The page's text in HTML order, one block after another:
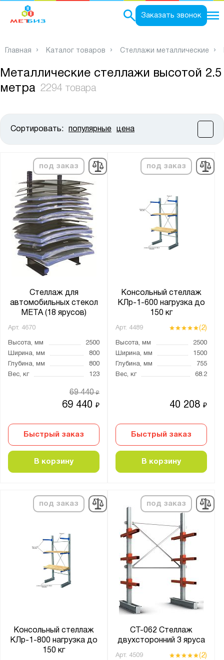
Заказать звонок
Главная Каталог товаров Стеллажи металлические
Металлические стеллажи высотой 2.5
метра
2294 товара
Сортировать: популярные цена
под заказ
Стеллаж для
автомобильных стекол
МЕТА (18 ярусов)
Арт. 4670
Высота, мм
2500
Ширина, мм
800
Глубина, мм
800
Вес, кг
123
69 440₽
69 440₽
Быстрый заказ
В корзину
под заказ
Консольный стеллаж
КЛр-1-600 нагрузка до
150 кг
Арт. 4489 (2)
Высота, мм
2500
Ширина, мм
1500
Глубина, мм
755
Вес, кг
68.2
40 208₽
Быстрый заказ
В корзину
под заказ
Консольный стеллаж
КЛр-1-800 нагрузка до
150 кг
под заказ
СТ-062 Стеллаж
двухсторонний 3 яруса
Арт. 4509 (2)
Высота, мм:
от до
Ширина, мм:
от до
Глубина, мм:
от
порошковое
Количество полок, шт.:
до
Нагрузка на полку, кг:
Материал полки:
ДВП
ЛДСП
МДФ
Металл
Фанера
Толщина: